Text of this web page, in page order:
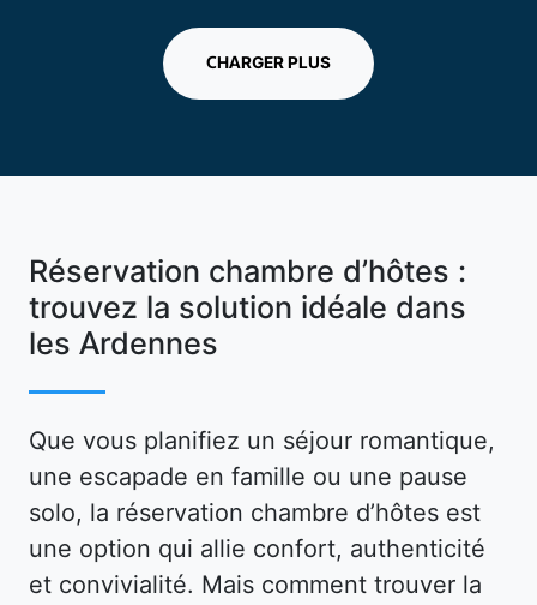
CHARGER PLUS
Réservation chambre d’hôtes :
trouvez la solution idéale dans
les Ardennes
Que vous planifiez un séjour romantique,
une escapade en famille ou une pause
solo, la réservation chambre d’hôtes est
une option qui allie confort, authenticité
et convivialité. Mais comment trouver la